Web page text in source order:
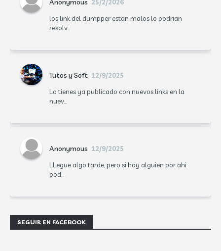
Anonymous 25/2/2026
los link del dumpper estan malos lo podrian
resolv...
Tutos y Soft 12/9/2025
Lo tienes ya publicado con nuevos links en la
nuev...
Anonymous 12/9/2025
LLegue algo tarde, pero si hay alguien por ahi
pod...
SEGUIR EN FACEBOOK